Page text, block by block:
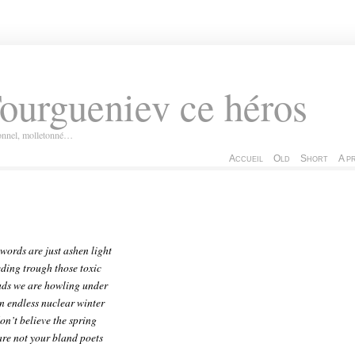
ce héros
molletonné…
Accueil Old Short A
are just ashen light
trough those toxic
we are howling under
endless nuclear winter
believe the spring
not your bland poets